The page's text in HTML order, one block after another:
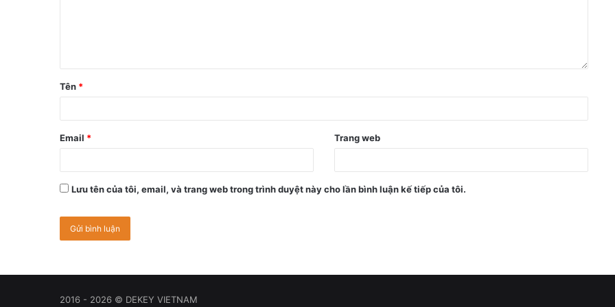
Tên *
Email * Trang web
Lưu tên của tôi, email, và trang web trong trình duyệt này cho lần bình luận kế tiếp của tôi.
2016 - 2026 © DEKEY VIETNAM